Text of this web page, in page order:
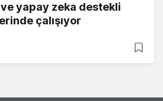
yapay zeka destekli
çalışıyor